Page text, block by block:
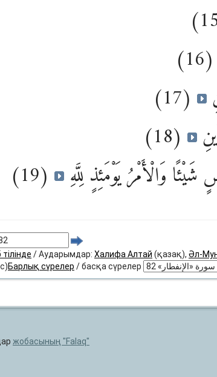
(16)
(17)
(18)
وَالْأَمْرُ يَوْمَئِذٍ لِلَّهِ
(19)
/ Аударымдар: Халифа Алтай (қазақ), Әл-
Барлық сүрелер / басқа сүрелер
жобасының Falaq